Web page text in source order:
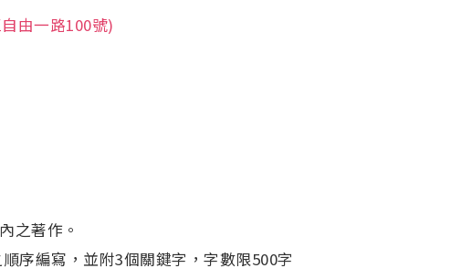
由一路100號)
之著作。
序編寫，並附3個關鍵字，字數限500字